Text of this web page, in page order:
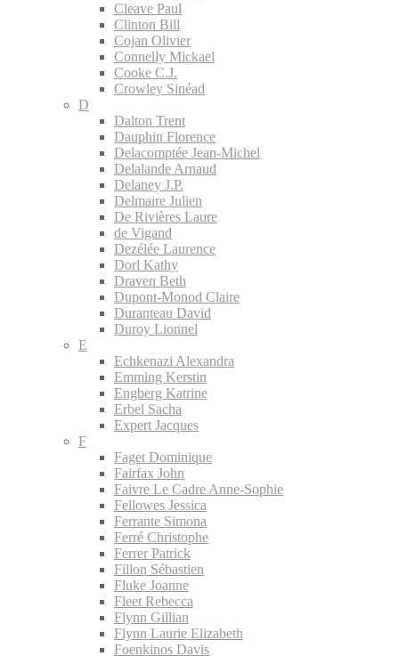
Cleave Paul
Clinton Bill
Cojan Olivier
Connelly Mickael
Cooke C.J.
Crowley Sinéad
D
Dalton Trent
Dauphin Florence
Delacomptée Jean-Michel
Delalande Arnaud
Delaney J.P.
Delmaire Julien
De Rivières Laure
de Vigand
Dezélée Laurence
Dorl Kathy
Draven Beth
Dupont-Monod Claire
Duranteau David
Duroy Lionnel
E
Echkenazi Alexandra
Emming Kerstin
Engberg Katrine
Erbel Sacha
Expert Jacques
F
Faget Dominique
Fairfax John
Faivre Le Cadre Anne-Sophie
Fellowes Jessica
Ferrante Simona
Ferré Christophe
Ferrer Patrick
Fillon Sébastien
Fluke Joanne
Fleet Rebecca
Flynn Gillian
Flynn Laurie Elizabeth
Foenkinos Davis